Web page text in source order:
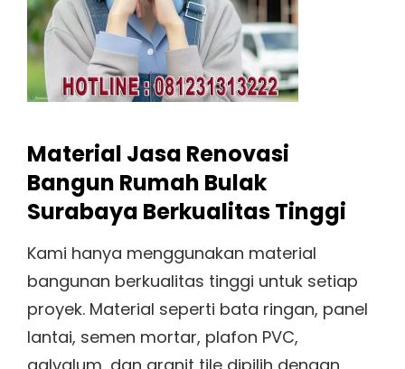
Material Jasa Renovasi
Bangun Rumah Bulak
Surabaya Berkualitas Tinggi
Kami hanya menggunakan material
bangunan berkualitas tinggi untuk setiap
proyek. Material seperti bata ringan, panel
lantai, semen mortar, plafon PVC,